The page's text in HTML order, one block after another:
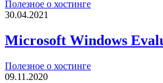
Полезное о хостинге
30.04.2021
Microsoft Windows
Полезное о хостинге
09.11.2020